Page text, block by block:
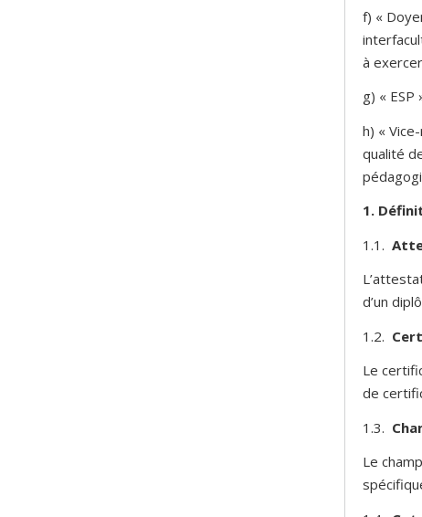
f) «
à
g) «
h) «
qualité
1.
1.1.
d’un
1.2.
Le
de
1.3.
Le